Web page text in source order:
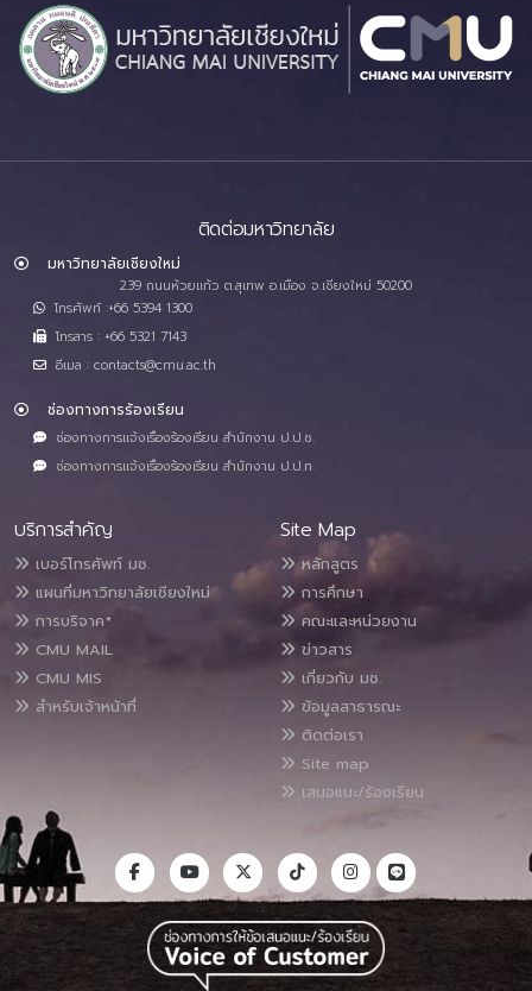
ติดต่อมหาวิทยาลัย
มหาวิทยาลัยเชียงใหม่
239 ถนนห้วยแก้ว ต.สุเทพ อ.เมือง จ.เชียงใหม่ 50200
โทรศัพท์ :+66 5394 1300
โทรสาร : +66 5321 7143
อีเมล : contacts@cmu.ac.th
ช่องทางการร้องเรียน
ช่องทางการแจ้งเรื่องร้องเรียน สำนักงาน ป.ป.ช.
ช่องทางการแจ้งเรื่องร้องเรียน สำนักงาน ป.ป.ท.
บริการสำคัญ
เบอร์โทรศัพท์ มช.
แผนที่มหาวิทยาลัยเชียงใหม่
การบริจาค*
CMU MAIL
CMU MIS
สำหรับเจ้าหน้าที่
Site Map
หลักสูตร
การศึกษา
คณะและหน่วยงาน
ข่าวสาร
เกี่ยวกับ มช.
ข้อมูลสาธารณะ
ติดต่อเรา
Site map
เสนอแนะ/ร้องเรียน